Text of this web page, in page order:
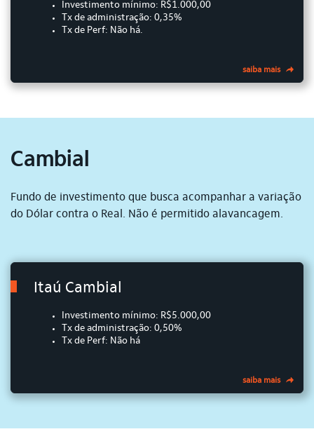
Investimento mínimo: R$1.000,00
Tx de administração: 0,35%
Tx de Perf: Não há.
saiba mais
Cambial
Fundo de investimento que busca acompanhar a variação
do Dólar contra o Real. Não é permitido alavancagem.
Itaú Cambial
Investimento mínimo: R$5.000,00
Tx de administração: 0,50%
Tx de Perf: Não há
saiba mais